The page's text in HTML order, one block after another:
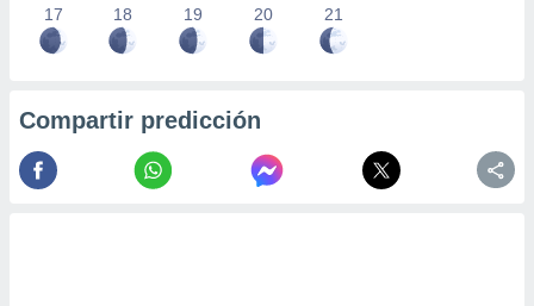
17 18 19 20 21
Compartir predicción